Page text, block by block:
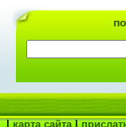
|карта сайта|